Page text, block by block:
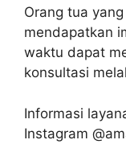
Orang tua
mendapatkan
waktu dapat
konsultasi
Informasi
Instagram